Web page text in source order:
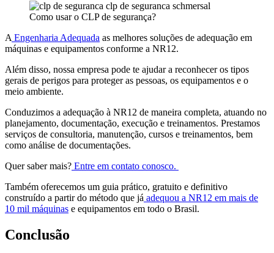
Como usar o CLP de segurança?
AEngenharia Adequada as melhores soluções de adequação em
máquinas e equipamentos conforme a NR12.
Além disso, nossa empresa pode te ajudar a reconhecer os tipos
gerais de perigos para proteger as pessoas, os equipamentos e o
meio ambiente.
Conduzimos a adequação à NR12 de maneira completa, atuando no
planejamento, documentação, execução e treinamentos. Prestamos
serviços de consultoria, manutenção, cursos e treinamentos, bem
como análise de documentações.
Quer saber mais? Entre em contato conosco.
Também oferecemos um guia prático, gratuito e definitivo
construído a partir do método que já adequou a NR12 em mais de
10 mil máquinas e equipamentos em todo o Brasil.
Conclusão